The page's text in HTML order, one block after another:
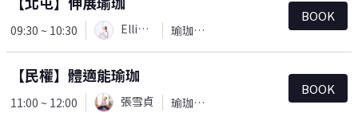
09:30 ~ 10:30 Ellie(Yu) 瑜珈＆皮拉提斯
BOOK
【民權】體適能瑜珈
11:00 ~ 12:00 張雪貞 瑜珈＆皮拉提斯
BOOK